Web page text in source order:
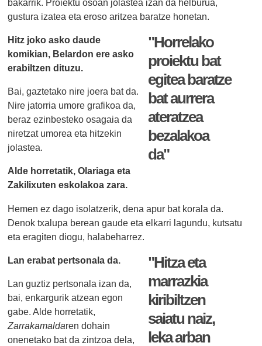
bakarrik. Proiektu osoan jolastea izan da helburua,
gustura izatea eta eroso aritzea baratze honetan.
"Horrelako
proiektu bat
egitea baratze
bat aurrera
ateratzea
bezalakoa
da"
Hitz joko asko daude
komikian, Belardon ere asko
erabiltzen dituzu.
Bai, gaztetako nire joera bat da.
Nire jatorria umore grafikoa da,
beraz ezinbesteko osagaia da
niretzat umorea eta hitzekin
jolastea.
Alde horretatik, Olariaga eta
Zakilixuten eskolakoa zara.
Hemen ez dago isolatzerik, dena apur bat korala da.
Denok txalupa berean gaude eta elkarri lagundu, kutsatu
eta eragiten diogu, halabeharrez.
"Hitza eta
marrazkia
kiribiltzen
saiatu naiz,
leka arban
Lan erabat pertsonala da.
Lan guztiz pertsonala izan da,
bai, enkargurik atzean egon
gabe. Alde horretatik,
Zarrakamaldaren dohain
onenetako bat da zintzoa dela,